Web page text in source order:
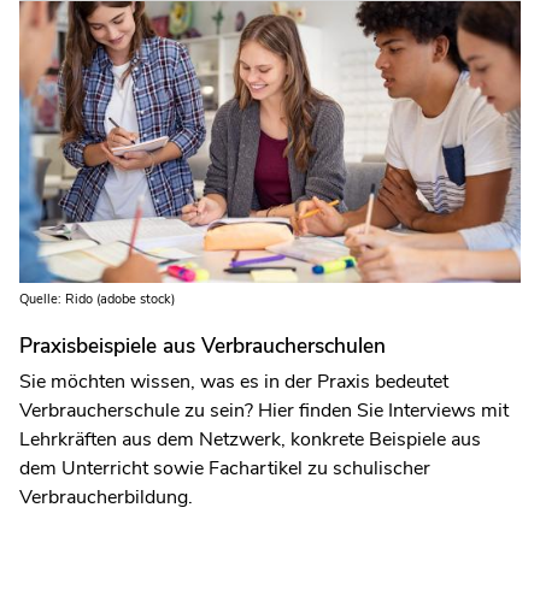
Quelle: Rido (adobe stock)
Praxisbeispiele aus Verbraucherschulen
Sie möchten wissen, was es in der Praxis bedeutet
Verbraucherschule zu sein? Hier finden Sie Interviews mit
Lehrkräften aus dem Netzwerk, konkrete Beispiele aus
dem Unterricht sowie Fachartikel zu schulischer
Verbraucherbildung.